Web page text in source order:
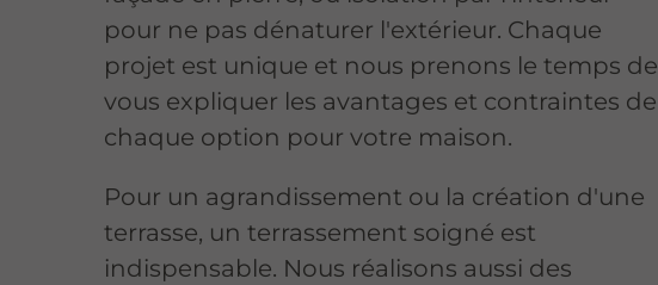
pour ne pas dénaturer l'extérieur. Chaque
projet est unique et nous prenons le temps de
vous expliquer les avantages et contraintes de
chaque option pour votre maison.
Pour un agrandissement ou la création d'une
terrasse, un terrassement soigné est
indispensable. Nous réalisons aussi des